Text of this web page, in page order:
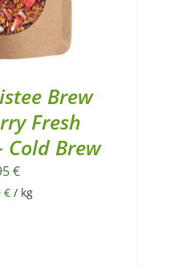
Brew
Fresh
Brew
€
€ / kg